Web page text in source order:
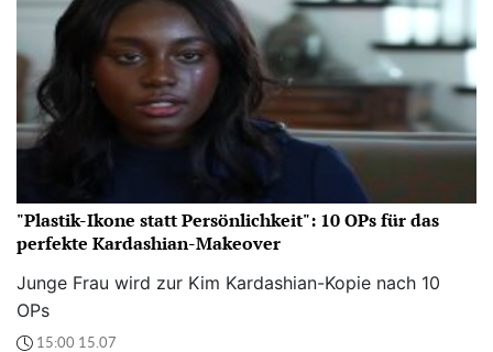
"Plastik-Ikone statt Persönlichkeit": 10 OPs für das
perfekte Kardashian-Makeover
Junge Frau wird zur Kim Kardashian-Kopie nach 10
OPs
15:00 15.07